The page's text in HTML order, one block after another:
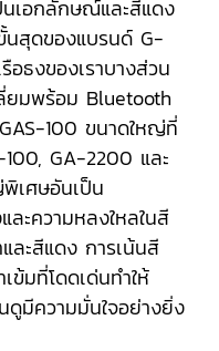
เอกลักษณ์และสีแดง
นสุดของแบรนด์ G-
อธงของเราบางส่วน
ยมพร้อม Bluetooth
100 ขนาดใหญ่ที่
GA-2200 และ
เศษอันเป็น
ะความหลงใหลในสี
ละสีแดง การเน้นสี
ข้มที่โดดเด่นทำให้
ดูมีความมั่นใจอย่างยิ่ง